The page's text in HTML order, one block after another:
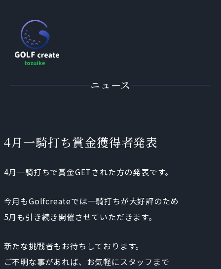
ニュース
4月一騎打ち賞金獲得者発表
4月一騎打ちで賞金GETされた方の発表です。
今月もGolfcreateでは一騎打ちが大好評のため
5月も引き続き開催させていただきます。
新たな挑戦者もお待ちしております。
ご不明な事があれば、お気軽にスタッフまで